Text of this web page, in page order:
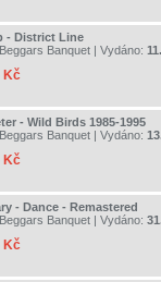
- District Line
Beggars Banquet | Vydáno:
Kč
- Wild Birds 1985-1995
Beggars Banquet | Vydáno:
Kč
- Dance - Remastered
Beggars Banquet | Vydáno:
Kč